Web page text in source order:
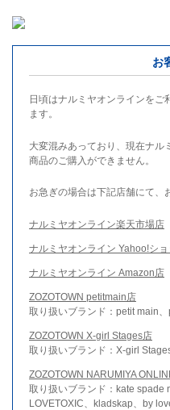
お
日頃はナルミヤオンラインを
ます。
大変混みあっており、現在ナル
商品のご購入ができません。
お急ぎの場合は下記店舗にて、
ナルミヤオンライン楽天市場店
ナルミヤオンライン Yahoo!シ
ナルミヤオンライン Amazon店
ZOZOTOWN petitmain店
取り扱いブランド：petit main
ZOZOTOWN X-girl Stages店
取り扱いブランド：X-girl
ZOZOTOWN NARUMIYA
取り扱いブランド：kate spade
LOVETOXIC、kladskap、by